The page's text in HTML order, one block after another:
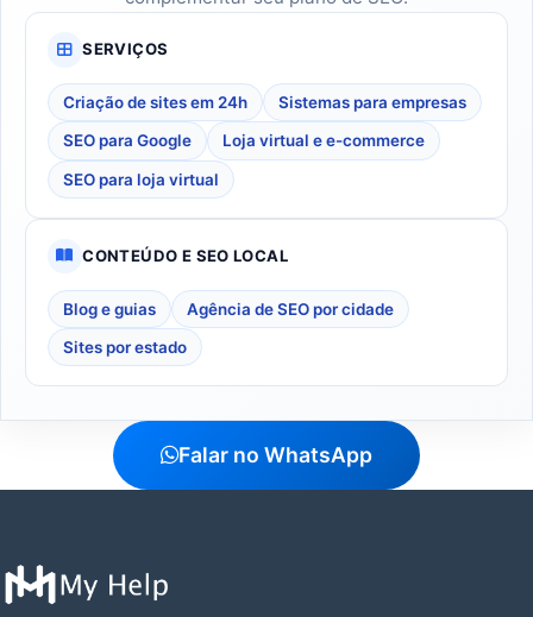
SERVIÇOS
Criação de sites em 24h Sistemas para empresas
SEO para Google Loja virtual e e-commerce
SEO para loja virtual
CONTEÚDO E SEO LOCAL
Blog e guias Agência de SEO por cidade
Sites por estado
Falar no WhatsApp